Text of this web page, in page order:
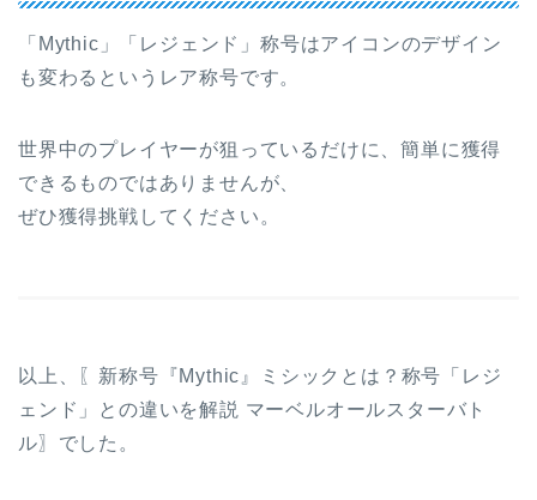
「Mythic」「レジェンド」称号はアイコンのデザイン
も変わるというレア称号です。
世界中のプレイヤーが狙っているだけに、簡単に獲得
できるものではありませんが、
ぜひ獲得挑戦してください。
以上、〖新称号『Mythic』ミシックとは？称号「レジ
ェンド」との違いを解説 マーベルオールスターバト
ル〗でした。